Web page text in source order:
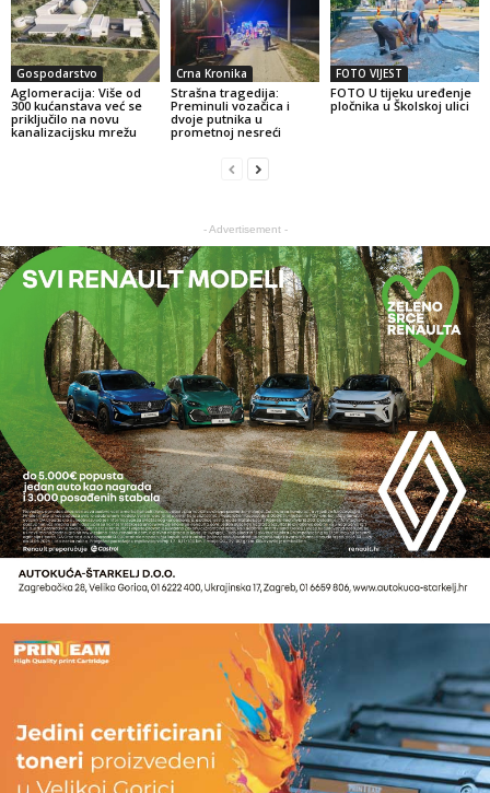
Gospodarstvo
Aglomeracija: Više od
300 kućanstava već se
priključilo na novu
kanalizacijsku mrežu
Crna Kronika
Strašna tragedija:
Preminuli vozačica i
dvoje putnika u
prometnoj nesreći
FOTO VIJEST
FOTO U tijeku uređenje
pločnika u Školskoj ulici
- Advertisement -